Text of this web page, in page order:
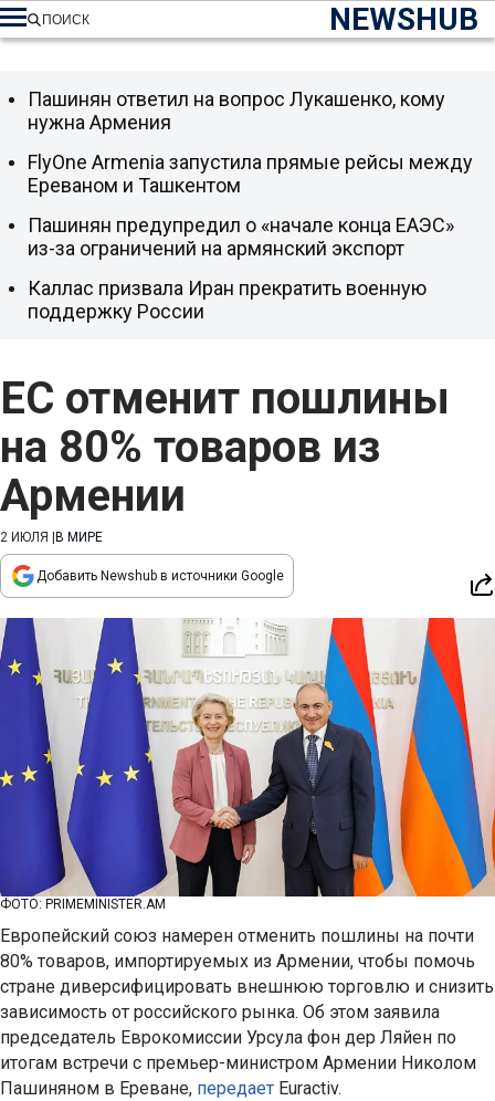
NEWSHUB
ПОИСК
ЕС отменит пошлины
на 80% товаров из
Армении
2 ИЮЛЯ В МИРЕ
Добавить Newshub в источники Google
ФОТО: PRIMEMINISTER.AM
Европейский союз намерен отменить пошлины на почти
80% товаров, импортируемых из Армении, чтобы помочь
стране диверсифицировать внешнюю торговлю и снизить
зависимость от российского рынка. Об этом заявила
председатель Еврокомиссии Урсула фон дер Ляйен по
итогам встречи с премьер-министром Армении Николом
Пашиняном в Ереване, передает Euractiv.
Пашинян ответил на вопрос Лукашенко, кому
нужна Армения
FlyOne Armenia запустила прямые рейсы между
Ереваном и Ташкентом
Пашинян предупредил о «начале конца ЕАЭС»
из-за ограничений на армянский экспорт
Каллас призвала Иран прекратить военную
поддержку России